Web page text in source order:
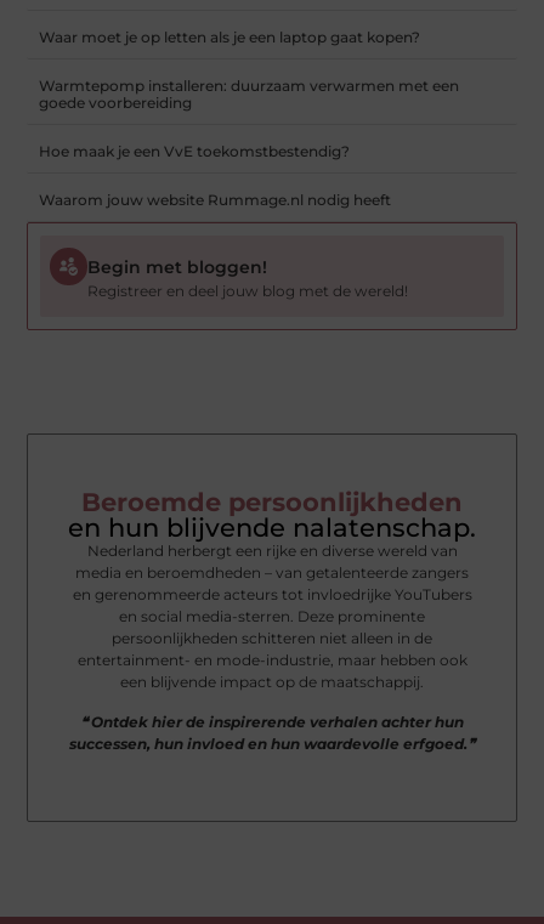
Waar moet je op letten als je een laptop gaat kopen?
Warmtepomp installeren: duurzaam verwarmen met een
goede voorbereiding
Hoe maak je een VvE toekomstbestendig?
Waarom jouw website Rummage.nl nodig heeft
Begin met bloggen!
Registreer en deel jouw blog met de wereld!
Beroemde persoonlijkheden
en hun blijvende nalatenschap.
Nederland herbergt een rijke en diverse wereld van
media en beroemdheden – van getalenteerde zangers
en gerenommeerde acteurs tot invloedrijke YouTubers
en social media-sterren. Deze prominente
persoonlijkheden schitteren niet alleen in de
entertainment- en mode-industrie, maar hebben ook
een blijvende impact op de maatschappij.
❝ Ontdek hier de inspirerende verhalen achter hun
successen, hun invloed en hun waardevolle erfgoed.❞